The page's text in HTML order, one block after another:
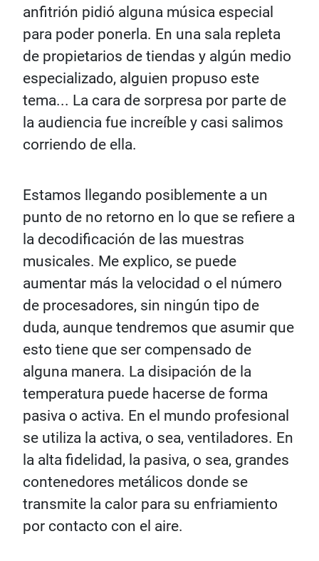
anfitrión pidió alguna música especial
para poder ponerla. En una sala repleta
de propietarios de tiendas y algún medio
especializado, alguien propuso este
tema... La cara de sorpresa por parte de
la audiencia fue increíble y casi salimos
corriendo de ella.
Estamos llegando posiblemente a un
punto de no retorno en lo que se refiere a
la decodificación de las muestras
musicales. Me explico, se puede
aumentar más la velocidad o el número
de procesadores, sin ningún tipo de
duda, aunque tendremos que asumir que
esto tiene que ser compensado de
alguna manera. La disipación de la
temperatura puede hacerse de forma
pasiva o activa. En el mundo profesional
se utiliza la activa, o sea, ventiladores. En
la alta fidelidad, la pasiva, o sea, grandes
contenedores metálicos donde se
transmite la calor para su enfriamiento
por contacto con el aire.